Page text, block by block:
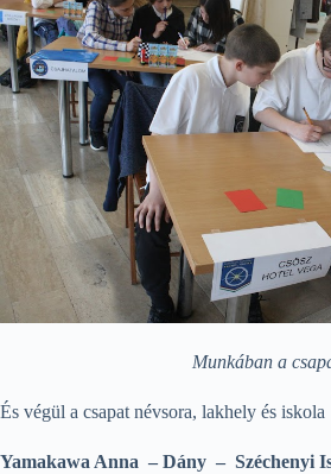
Munkában a
És végül a csapat névsora, lakhely és iskola
Yamakawa Anna – Dány – Széchenyi